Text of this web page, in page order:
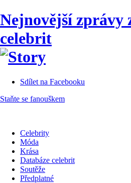
Nejnovější zprávy
celebrit
Sdílet na Facebooku
Staňte se fanouškem
Celebrity
Móda
Krása
Databáze celebrit
Soutěže
Předplatné